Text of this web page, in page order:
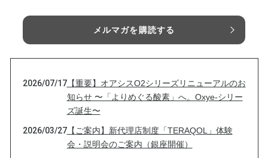
メルマガを購読する
2026/07/17【重要】オアシスO2シリーズリニューアルのお
知らせ 〜「よりめぐる酸素」へ。Oxye-シリー
ズ誕生〜
2026/03/27【ご案内】新代理店制度「TERAQOL」体験
会・説明会のご案内（銀座開催）